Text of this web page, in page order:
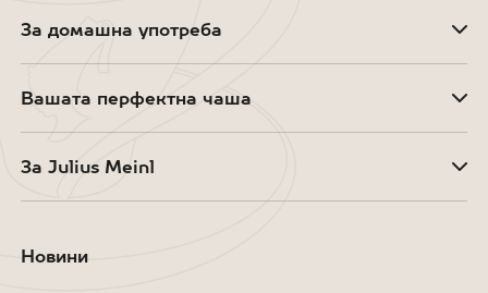
За домашна употреба
Вашата перфектна чаша
За Julius Meinl
Новини